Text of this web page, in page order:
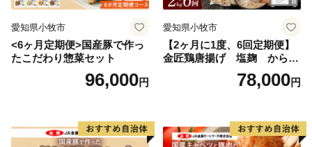
愛知県小牧市
<6ヶ月定期便>国産豚で作っ
たこだわり惣菜セット
96,000円
愛知県小牧市
【2ヶ月に1度、6回定期便】
金匠鶏唐揚げ 塩麹 からあ
78,000円